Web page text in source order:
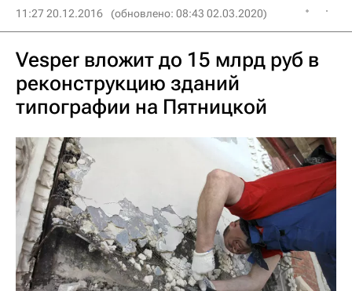
11:27 20.12.2016 (обновлено: 08:43 02.03.2020)
Vesper вложит до 15 млрд руб в
реконструкцию зданий
типографии на Пятницкой